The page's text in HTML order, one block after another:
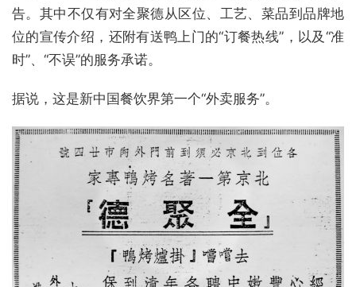
告。其中不仅有对全聚德从区位、工艺、菜品到品牌地
位的宣传介绍，还附有送鸭上门的“订餐热线”，以及“准
时”、“不误”的服务承诺。
据说，这是新中国餐饮界第一个“外卖服务”。